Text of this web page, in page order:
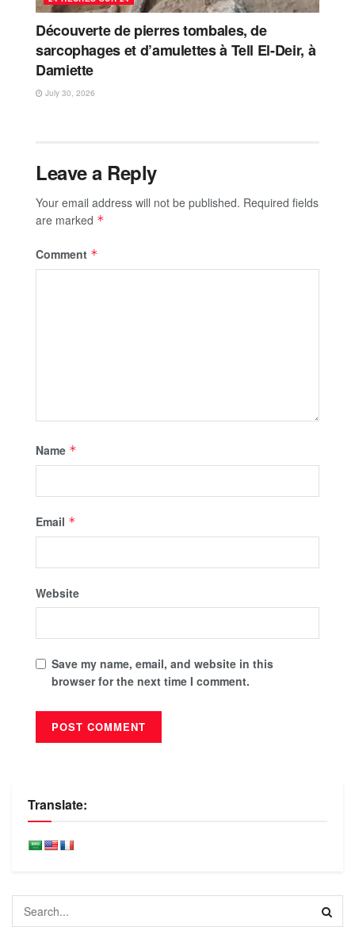
Découverte de pierres tombales, de
sarcophages et d’amulettes à Tell El-Deir, à
Damiette
July 30, 2026
Leave a Reply
Your email address will not be published. Required fields
are marked *
Comment *
Name *
Email *
Website
Save my name, email, and website in this
browser for the next time I comment.
Translate: